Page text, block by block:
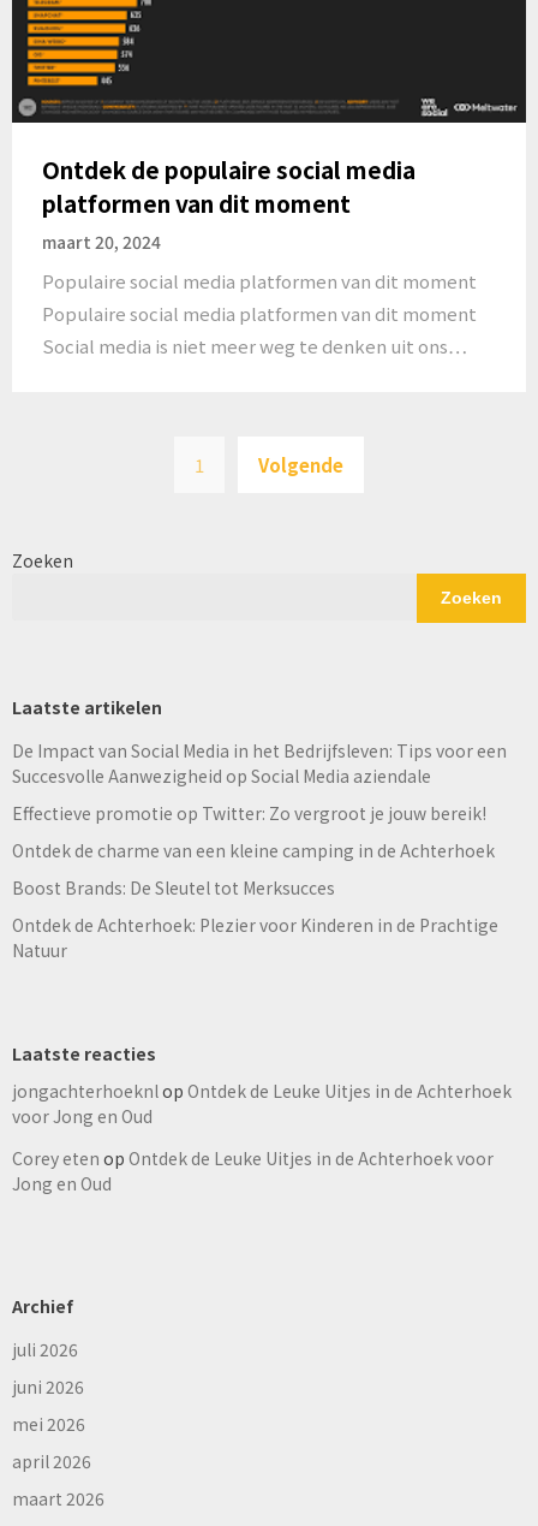
Ontdek de populaire social media
platformen van dit moment
maart 20, 2024
Populaire social media platformen van dit moment
Populaire social media platformen van dit moment
Social media is niet meer weg te denken uit ons…
pagination
1 Volgende
Zoeken
Zoeken
Laatste artikelen
De Impact van Social Media in het Bedrijfsleven: Tips voor een
Succesvolle Aanwezigheid op Social Media aziendale
Effectieve promotie op Twitter: Zo vergroot je jouw bereik!
Ontdek de charme van een kleine camping in de Achterhoek
Boost Brands: De Sleutel tot Merksucces
Ontdek de Achterhoek: Plezier voor Kinderen in de Prachtige
Natuur
Laatste reacties
jongachterhoeknlop Ontdek de Leuke Uitjes in de Achterhoek
voor Jong en Oud
Corey eten op Ontdek de Leuke Uitjes in de Achterhoek voor
Jong en Oud
Archief
juli 2026
juni 2026
mei 2026
april 2026
maart 2026